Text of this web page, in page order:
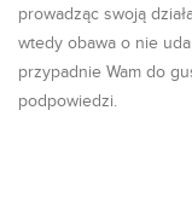
prowadząc swoją
wtedy obawa o nie
przypadnie Wam do
podpowiedzi.